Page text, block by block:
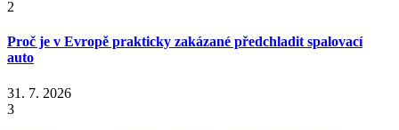
2
Proč je v Evropě prakticky zakázané předchladit spalovací
auto
31. 7. 2026
3